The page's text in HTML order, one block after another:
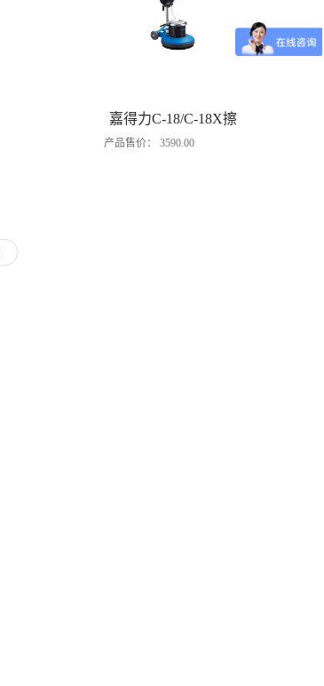
嘉得力C-18/C-18X擦
地机
产品售价： 3590.00